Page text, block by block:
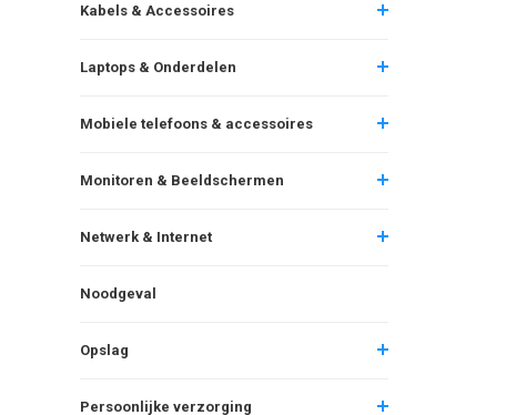
Kabels & Accessoires
Laptops & Onderdelen
Mobiele telefoons & accessoires
Monitoren & Beeldschermen
Netwerk & Internet
Noodgeval
Opslag
Persoonlijke verzorging